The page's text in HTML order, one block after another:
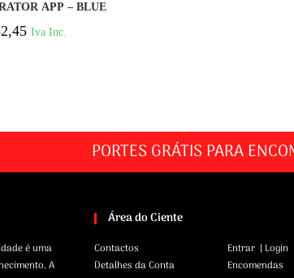
APP – BLUE
Iva Inc.
PORTES GRÁTIS PARA
é uma
A
Área do Ciente
Contactos
Detalhes da Conta
Entrar | Login
Encomendas